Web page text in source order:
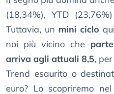
(18,34%), YTD
Tuttavia, un mini ciclo
noi più vicino che
arriva agli attuali 8,5,
Trend esaurito o
euro? Lo scopriremo